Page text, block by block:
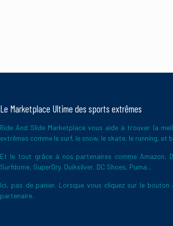
Le Marketplace Ultime des sports extrêmes
Ride And Slide Marketplace vous aide à trouver la
extrêmes comme le surf, le snow, le skate, le running, et
Et le tout grâce à nos partenaires comme Amazon,
Surfdome, SuperDry, Quiksilver, DC Shoes, Puma...
Ici, pas de panier. Lorsque vous cliquez sur le
partenaire.